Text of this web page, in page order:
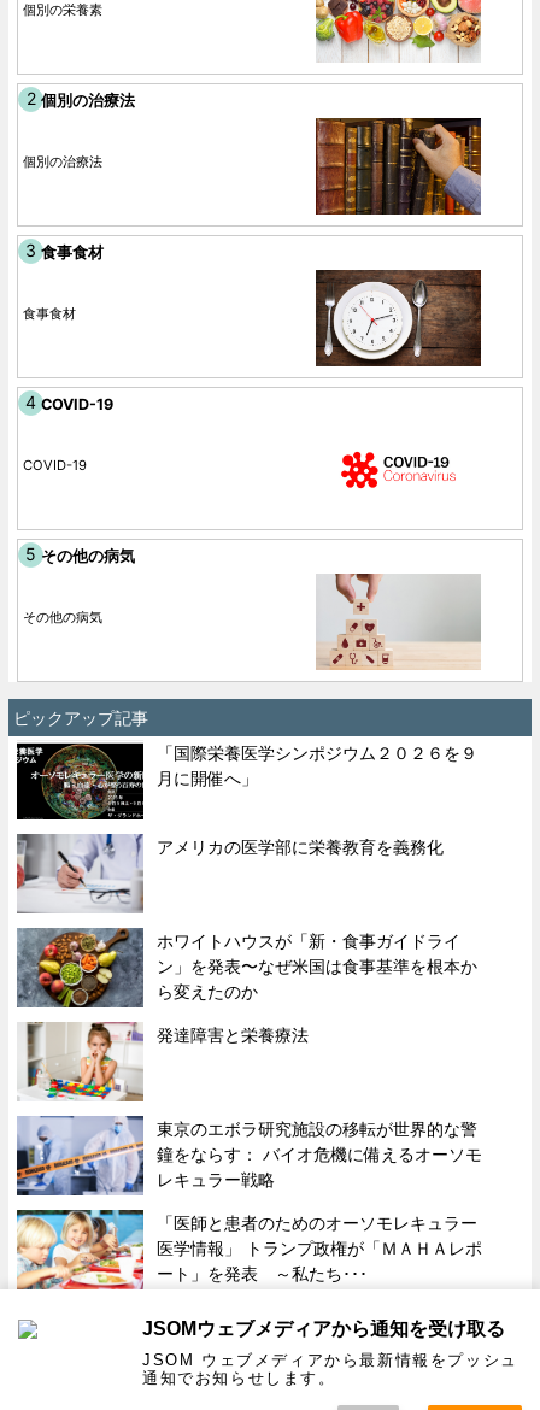
個別の栄養素
個別の治療法
個別の治療法
食事食材
食事食材
COVID-19
COVID-19
その他の病気
その他の病気
ピックアップ記事
「国際栄養医学シンポジウム２０２６を９
月に開催へ」
アメリカの医学部に栄養教育を義務化
ホワイトハウスが「新・食事ガイドライ
ン」を発表〜なぜ米国は食事基準を根本か
ら変えたのか
発達障害と栄養療法
東京のエボラ研究施設の移転が世界的な警
鐘をならす： バイオ危機に備えるオーソモ
レキュラー戦略
「医師と患者のためのオーソモレキュラー
医学情報」 トランプ政権が「ＭＡＨＡレポ
ート」を発表 ～私たち･･･
サイトマップ | お問い合わせ |
特定商取引法に基づく表記 |
JSOMウェブメディアから通知を受け取る
JSOM ウェブメディアから最新情報をプッシュ
通知でお知らせします。